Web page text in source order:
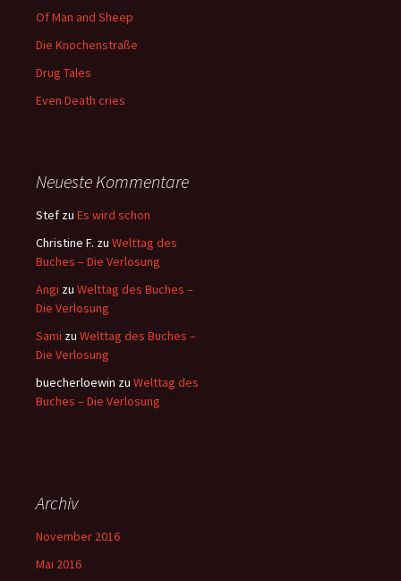
Of Man and Sheep
Die Knochenstraße
Drug Tales
Even Death cries
Neueste Kommentare
Stef zu Es wird schon
Christine F. zu Welttag des
Buches – Die Verlosung
Angi zu Welttag des Buches –
Die Verlosung
Sami zu Welttag des Buches –
Die Verlosung
buecherloewin zu Welttag des
Buches – Die Verlosung
Archiv
November 2016
Mai 2016